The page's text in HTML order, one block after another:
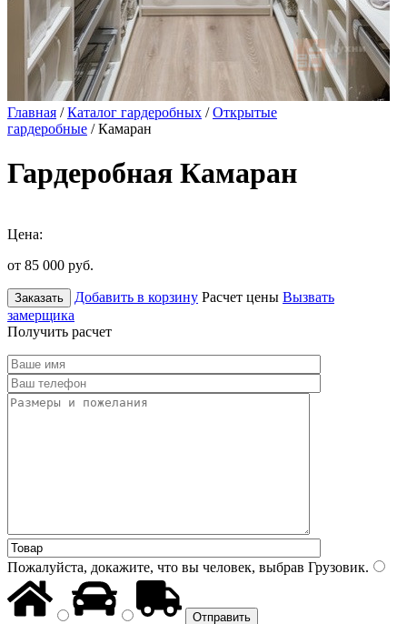
Главная /Каталог гардеробных /Открытые
гардеробные / Камаран
Гардеробная Камаран
Цена:
от 85 000 руб.
Заказать Добавить в корзину Расчет цены Вызвать
замерщика
Получить расчет
Пожалуйста, докажите, что вы человек, выбрав Грузовик.